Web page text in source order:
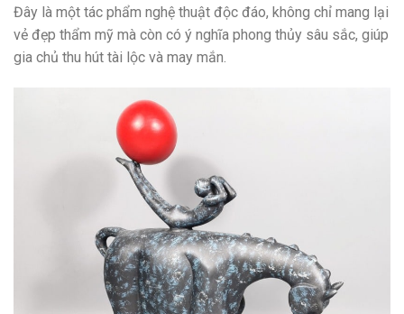
Đây là một tác phẩm nghệ thuật độc đáo, không chỉ mang lại
vẻ đẹp thẩm mỹ mà còn có ý nghĩa phong thủy sâu sắc, giúp
gia chủ thu hút tài lộc và may mắn.